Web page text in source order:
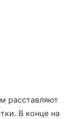
расставляют
В конце на